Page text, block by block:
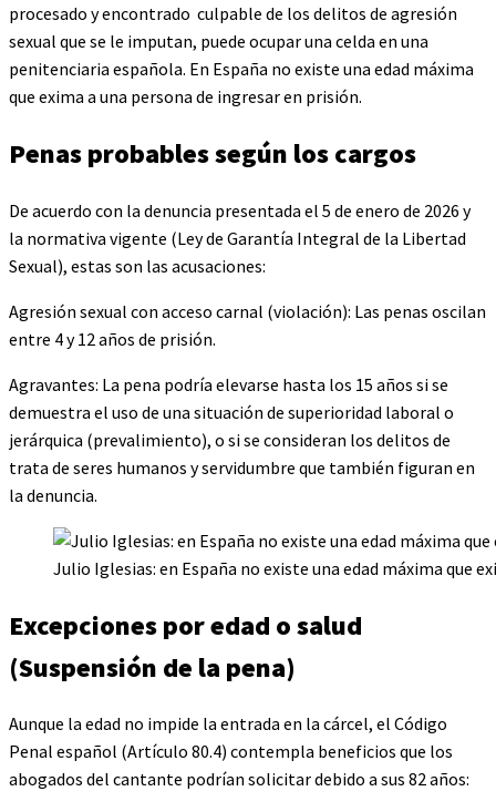
procesado y encontrado culpable de los delitos de agresión
sexual que se le imputan, puede ocupar una celda en una
penitenciaria española. En España no existe una edad máxima
que exima a una persona de ingresar en prisión.
Penas probables según los cargos
De acuerdo con la denuncia presentada el 5 de enero de 2026 y
la normativa vigente (Ley de Garantía Integral de la Libertad
Sexual), estas son las acusaciones:
Agresión sexual con acceso carnal (violación): Las penas oscilan
entre 4 y 12 años de prisión.
Agravantes: La pena podría elevarse hasta los 15 años si se
demuestra el uso de una situación de superioridad laboral o
jerárquica (prevalimiento), o si se consideran los delitos de
trata de seres humanos y servidumbre que también figuran en
la denuncia.
Julio Iglesias: en España no existe una edad máxima que
Excepciones por edad o salud
(Suspensión de la pena)
Aunque la edad no impide la entrada en la cárcel, el Código
Penal español (Artículo 80.4) contempla beneficios que los
abogados del cantante podrían solicitar debido a sus 82 años: